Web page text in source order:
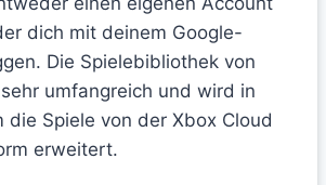
dich mit deinem Google-
Die Spielebibliothek von
umfangreich und wird in
die Spiele von der Xbox Cloud
erweitert.